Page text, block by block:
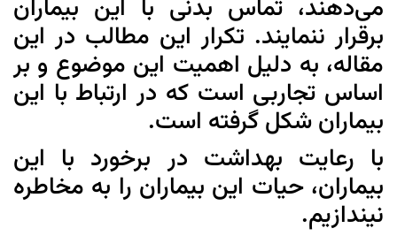
می‌دهند، تماس بدنی با این بیماران
برقرار ننمایند. تکرار این مطالب در این
مقاله، به دلیل اهمیت این موضوع و بر
اساس تجاربی است که در ارتباط با این
بیماران شکل گرفته است.
با رعایت بهداشت در برخورد با این
بیماران، حیات این بیماران را به مخاطره
نیندازیم.